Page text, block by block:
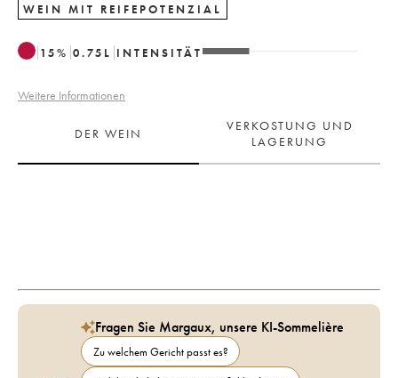
WEIN MIT REIFEPOTENZIAL
15% 0.75 L INTENSITÄT
Weitere Informationen
DER WEIN
VERKOSTUNG UND
LAGERUNG
Fragen Sie Margaux, unsere KI-Sommelière
Zu welchem Gericht passt es?